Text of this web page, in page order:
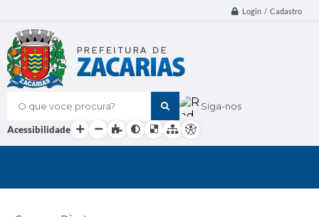
Login / Cadastro
O que voce procura? Siga-nos
Acessibilidade